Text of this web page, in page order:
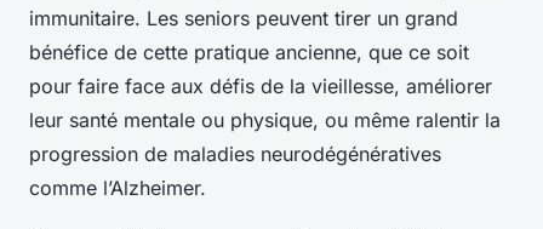
immunitaire. Les seniors peuvent tirer un grand
bénéfice de cette pratique ancienne, que ce soit
pour faire face aux défis de la vieillesse, améliorer
leur santé mentale ou physique, ou même ralentir la
progression de maladies neurodégénératives
comme l’Alzheimer.